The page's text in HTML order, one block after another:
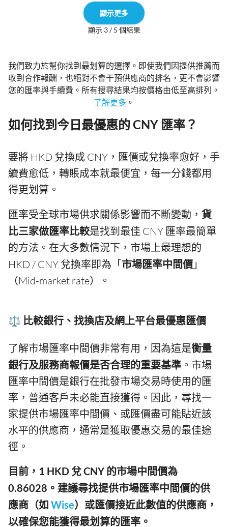
顯示更多
顯示 3 / 5 個結果
我們致力於幫你找到最划算的選擇。即使我們因提供推薦而
收到合作報酬，也絕對不會干預供應商的排名，更不會影響
您的匯率與手續費。所有搜尋結果均按價格由低至高排列。
了解更多 。
如何找到今日最優惠的 CNY 匯率？
要將 HKD 兌換成 CNY，匯價或兌換率愈好，手
續費愈低，轉賬成本就最便宜，每一分錢都用
得更划算。
匯率受全球市場供求關係影響而不斷變動， 貨
比三家做匯率比較是找到最佳 CNY 匯率最簡單
的方法。在大多數情況下，市場上最理想的
HKD / CNY 兌換率即為「市場匯率中間價 」
（Mid-market rate）。
⚖️ 比較銀行、找換店及網上平台最優惠匯價
了解市場匯率中間價非常有用，因為這是衡量
銀行及服務商報價是否合理的重要基準 。市場
匯率中間價是銀行在批發市場交易時使用的匯
率，普通客戶未必能直接獲得。因此，尋找一
家提供市場匯率中間價、或匯價盡可能貼近該
水平的供應商，通常是獲取優惠交易的最佳途
徑。
目前，1 HKD 兌 CNY 的市場中間價為
0.86028。建議尋找提供市場匯率中間價的供
應商（如 Wise）或匯價接近此數值的供應商，
以確保您能獲得最划算的匯率。